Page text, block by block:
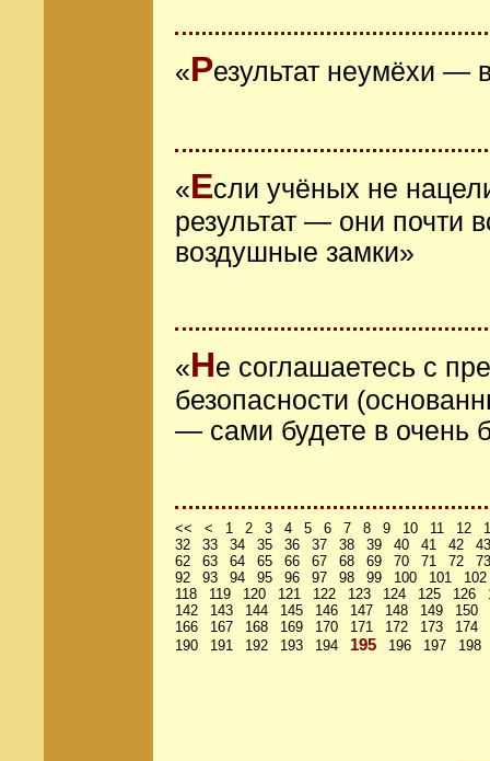
«Результат неумёхи —
«Если учёных не
результат — они почти
воздушные замки»
«Не соглашаетесь с
безопасности
— сами будете в очень
<< < 1 2 3 4 5 6 7 8 9 10 11 12
32
33 34 35 36 37 38 39 40 41 42
43
62
63 64 65 66 67 68 69 70 71 72
73
92
93 94 95 96 97 98 99 100 101
102
118
119 120 121 122 123 124 125 126
142
143 144 145 146 147 148 149
150
166
167 168 169 170 171 172 173
174
190
191 192 193 194 195 196 197 198